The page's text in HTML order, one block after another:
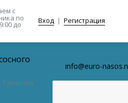
с
по
до Вход | Регистрация
info@euro-